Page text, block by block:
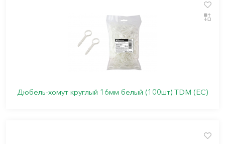
Дюбель-хомут круглый 16мм белый (100шт) TDM (ЕС)